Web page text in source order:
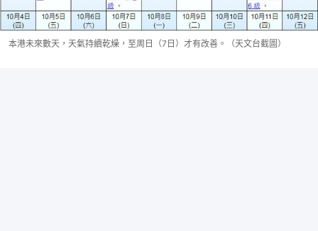
本港未來數天，天氣持續乾燥，至周日（7日）才有改善。（天文台截圖）